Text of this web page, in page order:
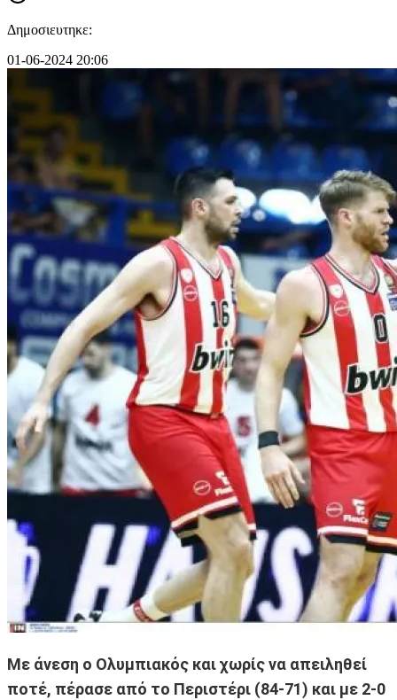
Δημοσιευτηκε:
01-06-2024 20:06
Με άνεση ο Ολυμπιακός και χωρίς να απειληθεί
ποτέ, πέρασε από το Περιστέρι (84-71) και με 2-0